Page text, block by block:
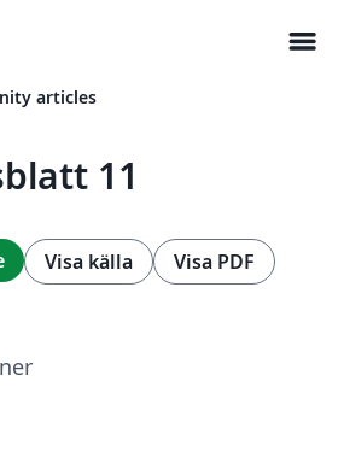
menu
articles
11
Visa källa Visa PDF